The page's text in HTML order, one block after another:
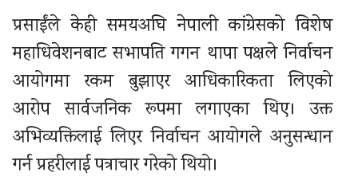
प्रसाईंले केही समयअघि नेपाली कांग्रेसको विशेष
महाधिवेशनबाट सभापति गगन थापा पक्षले निर्वाचन
आयोगमा रकम बुझाएर आधिकारिकता लिएको
आरोप सार्वजनिक रूपमा लगाएका थिए। उक्त
अभिव्यक्तिलाई लिएर निर्वाचन आयोगले अनुसन्धान
गर्न प्रहरीलाई पत्राचार गरेको थियो।